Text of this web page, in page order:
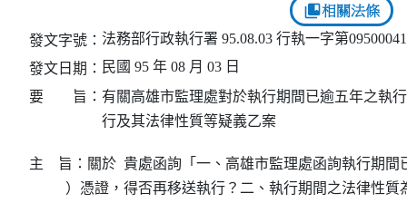
collections_bookmark相關法條
發文字號： 法務部行政執行署 95.08.03 行執一字第
發文日期： 民國 95 年 08 月 03 日
要 旨： 有關高雄市監理處對於執行期間已逾五年之執
行及其法律性質等疑義乙案
主    旨：關於  貴處函詢「一、高雄市監理處函詢執行期間
）憑證，得否再移送執行？二、執行期間之法律性